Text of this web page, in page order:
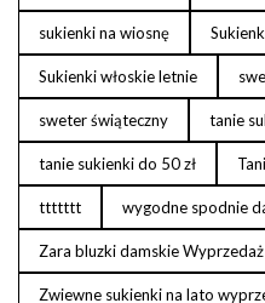
sukienki na wiosnę
Sukienki włoskie letnie
sweter świąteczny tanie
tanie sukienki do 50 zł
ttttttt wygodne spodnie
Zara bluzki damskie Wyprzedaż
Zwiewne sukienki na lato